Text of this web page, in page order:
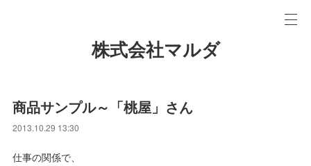
株式会社マルダ
商品サンプル～「桃屋」さん
2013.10.29 13:30
仕事の関係で、